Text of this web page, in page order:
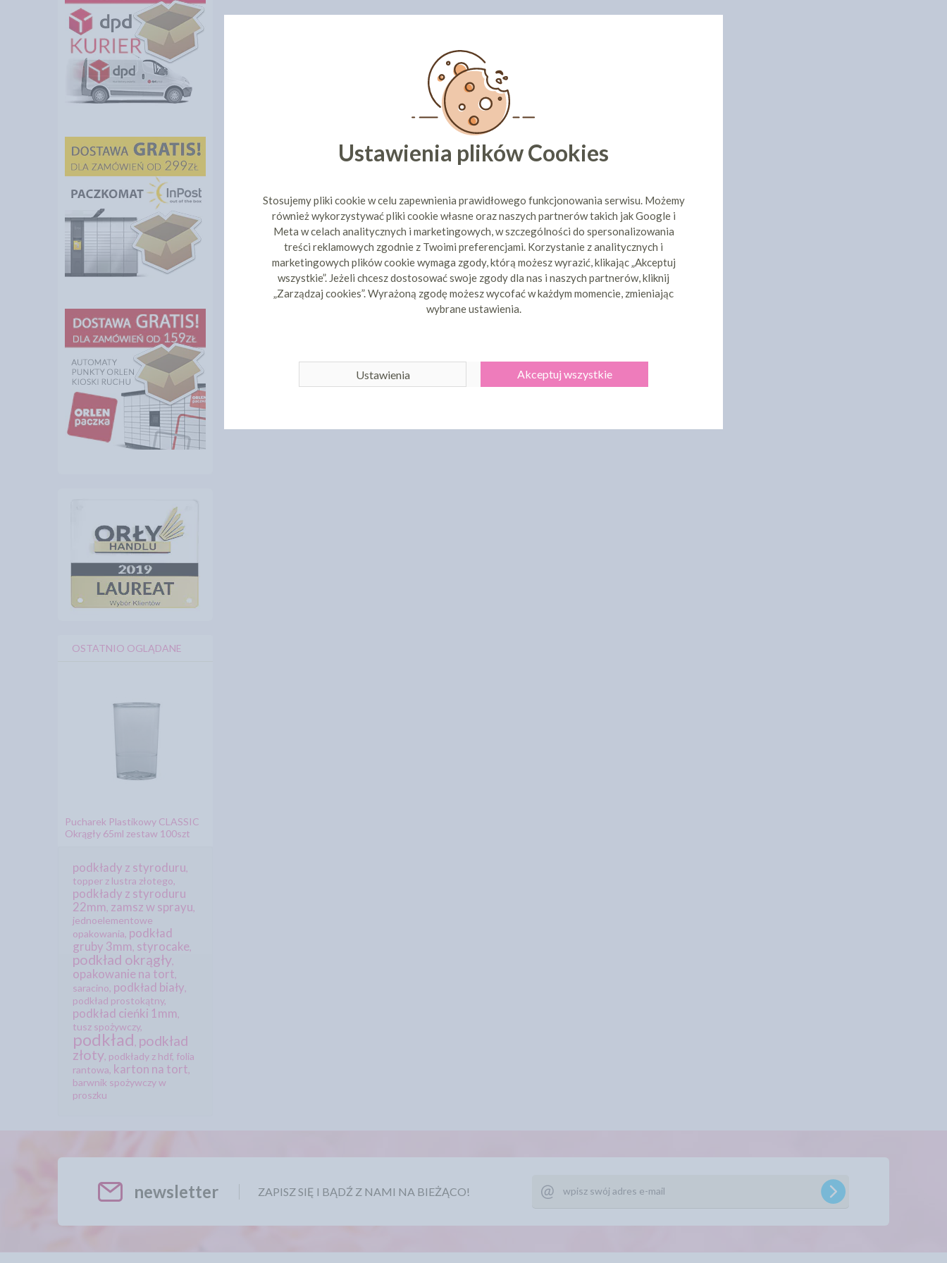
OSTATNIO OGLĄDANE
Pucharek Plastikowy CLASSIC
Okrągły 65ml zestaw 100szt
podkłady z styroduru,
topper z lustra złotego,
podkłady z styroduru
22mm, zamsz w sprayu,
jednoelementowe
opakowania, podkład
gruby 3mm, styrocake,
podkład okrągły,
opakowanie na tort,
saracino, podkład biały,
podkład prostokątny,
podkład cieńki 1mm,
tusz spożywczy,
podkład, podkład
złoty, podkłady z hdf, folia
rantowa, karton na tort,
barwnik spożywczy w
proszku
newsletter ZAPISZ SIĘ I BĄDŹ Z NAMI NA BIEŻĄCO!
Ustawienia plików Cookies
Stosujemy pliki cookie w celu zapewnienia prawidłowego funkcjonowania serwisu. Możemy
również wykorzystywać pliki cookie własne oraz naszych partnerów takich jak Google i
Meta w celach analitycznych i marketingowych, w szczególności do spersonalizowania
treści reklamowych zgodnie z Twoimi preferencjami. Korzystanie z analitycznych i
marketingowych plików cookie wymaga zgody, którą możesz wyrazić, klikając „Akceptuj
wszystkie”. Jeżeli chcesz dostosować swoje zgody dla nas i naszych partnerów, kliknij
„Zarządzaj cookies”. Wyrażoną zgodę możesz wycofać w każdym momencie, zmieniając
wybrane ustawienia.
Ustawienia Akceptuj wszystkie